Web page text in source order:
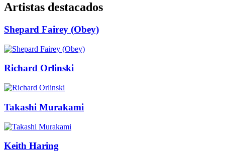
Artistas destacados
Shepard Fairey (Obey)
Richard Orlinski
Takashi Murakami
Keith Haring